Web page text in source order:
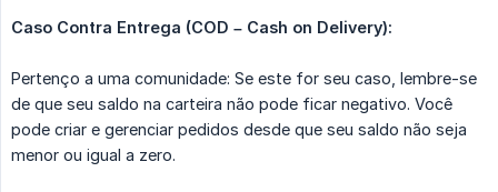
Caso Contra Entrega (COD – Cash on Delivery):
Pertenço a uma comunidade: Se este for seu caso, lembre-se
de que seu saldo na carteira não pode ficar negativo. Você
pode criar e gerenciar pedidos desde que seu saldo não seja
menor ou igual a zero.